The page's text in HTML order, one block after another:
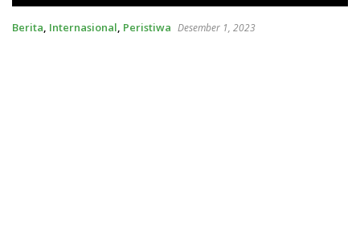
Berita, Internasional, Peristiwa Desember 1, 2023